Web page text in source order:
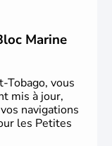
Trinidad et
passent sous
siècle avant de
siècle. Elles
en 1962 avant de
en 1976.
Marine
Tobago, vous
mis à jour,
navigations
les Petites